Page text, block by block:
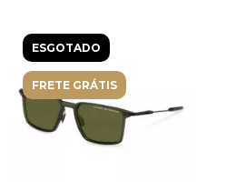
ESGOTADO
FRETE GRÁTIS